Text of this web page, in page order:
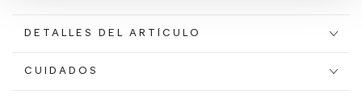
DETALLES DEL ARTÍCULO
CUIDADOS